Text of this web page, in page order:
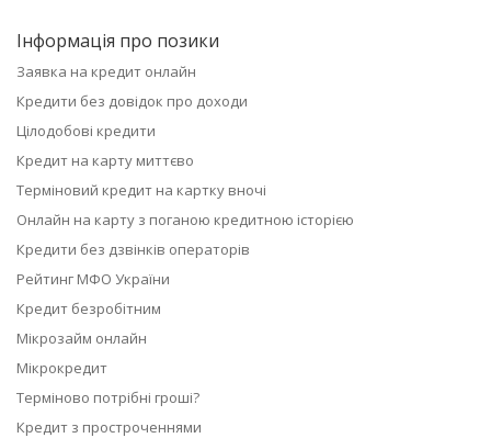
Інформація про позики
Заявка на кредит онлайн
Кредити без довідок про доходи
Цілодобові кредити
Кредит на карту миттєво
Терміновий кредит на картку вночі
Онлайн на карту з поганою кредитною історією
Кредити без дзвінків операторів
Рейтинг МФО України
Кредит безробітним
Мікрозайм онлайн
Мікрокредит
Терміново потрібні гроші?
Кредит з простроченнями